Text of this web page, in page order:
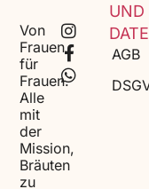
UND
AGB
Von
Frauen
für
Frauen.
Alle
mit
der
Mission,
Bräuten
zu